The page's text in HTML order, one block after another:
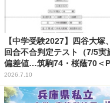
【中学受験2027】四谷大塚
回合不合判定テスト（7/5実
偏差値…筑駒74・桜蔭70＜
2026.7.10